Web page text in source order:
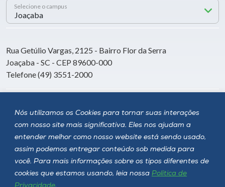
Nós utilizamos os Cookies para tornar suas interações
com nosso site mais significativa. Eles nos ajudam a
entender melhor como nosso website está sendo usado,
assim podemos entregar conteúdo sob medida para
você. Para mais informações sobre os tipos diferentes de
cookies que estamos usando, leia nossa Política de
Privacidade.
Selecione o campus
Rua Getúlio Vargas, 2125 - Bairro Flor da Serra
Joaçaba - SC - CEP 89600-000
Telefone (49) 3551-2000
Siga a Unoesc